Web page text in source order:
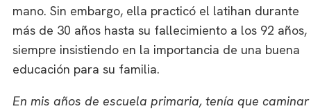
mano. Sin embargo, ella practicó el latihan durante
más de 30 años hasta su fallecimiento a los 92 años,
siempre insistiendo en la importancia de una buena
educación para su familia.
En mis años de escuela primaria, tenía que caminar